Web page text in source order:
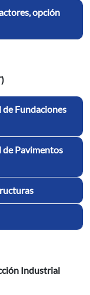
opción
Fundaciones
Pavimentos
Industrial